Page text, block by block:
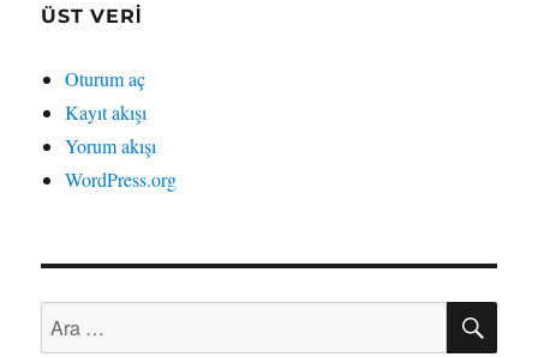
ÜST VERI
Oturum aç
Kayıt akışı
Yorum akışı
WordPress.org
Ara: